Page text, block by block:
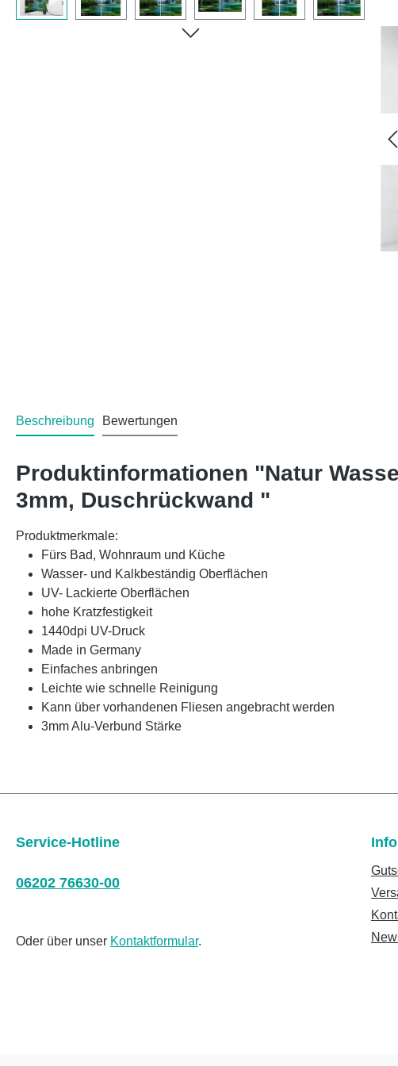
Beschreibung Bewertungen
Produktinformationen "Natur
3mm, Duschrückwand "
Produktmerkmale:
Fürs Bad, Wohnraum und Küche
Wasser- und Kalkbeständig Oberflächen
UV- Lackierte Oberflächen
hohe Kratzfestigkeit
1440dpi UV-Druck
Made in Germany
Einfaches anbringen
Leichte wie schnelle Reinigung
Kann über vorhandenen Fliesen angebracht werden
3mm Alu-Verbund Stärke
Service-Hotline
06202 76630-00
Oder über unser Kontaktformular.